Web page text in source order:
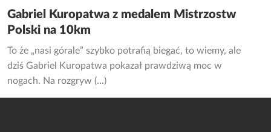
Gabriel Kuropatwa z medalem Mistrzostw
Polski na 10km
To że „nasi górale” szybko potrafią biegać, to wiemy, ale
dziś Gabriel Kuropatwa pokazał prawdziwą moc w
nogach. Na rozgryw (...)